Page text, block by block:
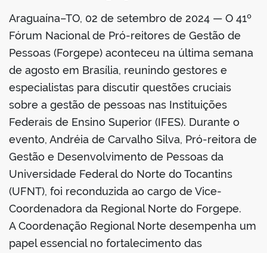
Araguaína–TO, 02 de setembro de 2024 — O 41º
Fórum Nacional de Pró-reitores de Gestão de
Pessoas (Forgepe) aconteceu na última semana
de agosto em Brasília, reunindo gestores e
especialistas para discutir questões cruciais
sobre a gestão de pessoas nas Instituições
Federais de Ensino Superior (IFES). Durante o
evento, Andréia de Carvalho Silva, Pró-reitora de
Gestão e Desenvolvimento de Pessoas da
Universidade Federal do Norte do Tocantins
(UFNT), foi reconduzida ao cargo de Vice-
Coordenadora da Regional Norte do Forgepe.
A Coordenação Regional Norte desempenha um
papel essencial no fortalecimento das